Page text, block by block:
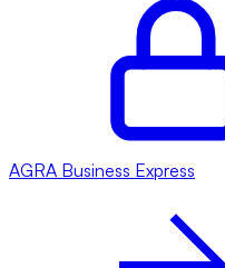
AGRA Business Express